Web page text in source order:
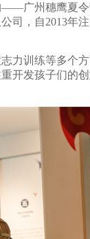
广州穗鹰夏
，自2013
力训练等多个
发孩子们的